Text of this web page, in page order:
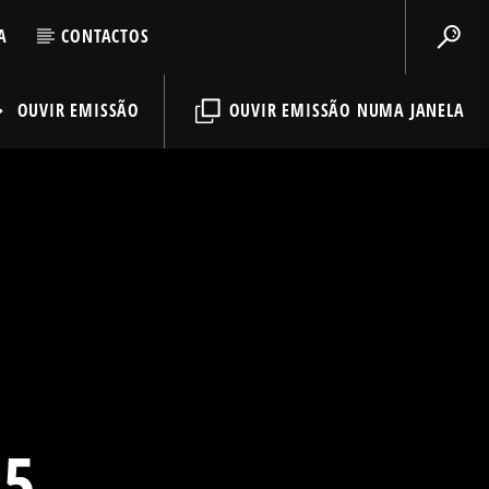
CONTACTOS
OUVIR EMISSÃO NUMA JANELA
OUVIR EMISSÃO